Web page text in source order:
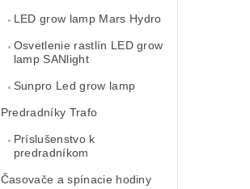
LED grow lamp Mars Hydro
Osvetlenie rastlín LED grow
lamp SANlight
Sunpro Led grow lamp
Predradníky Trafo
Príslušenstvo k
predradníkom
Časovače a spínacie hodiny